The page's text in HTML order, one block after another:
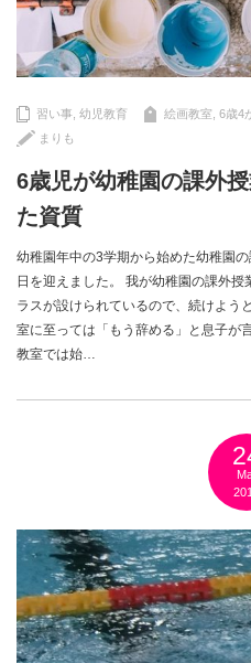
習い事 幼児教育 絵画教室 6歳4
まりも
6歳児が幼稚園の課外
た資質
幼稚園年中の3学期から始めた幼稚園
日を迎えました。 我が幼稚園の課外
ラスが設けられているので、続けよう
室に至っては「もう辞める」と息子が
教室では始…